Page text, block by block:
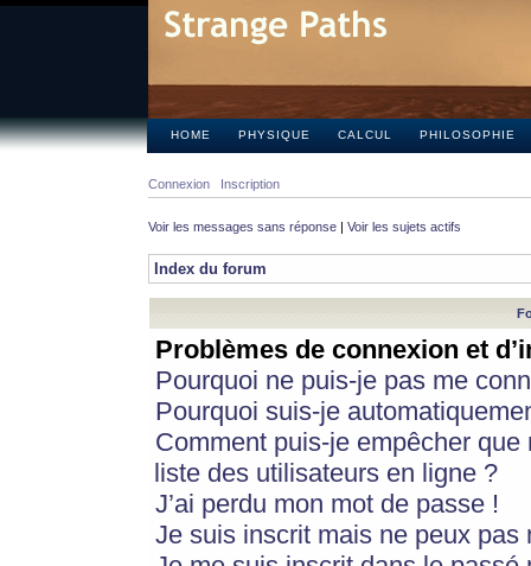
HOME PHYSIQUE CALCUL PHILOSOPHIE
Connexion Inscription
Voir les messages sans réponse | Voir les sujets actifs
Index du forum
Problèmes de connexion et
Pourquoi ne puis-je pas me
Pourquoi suis-je
Comment puis-je empêcher
liste des utilisateurs en ligne ?
J’ai perdu mon mot de passe !
Je suis inscrit mais ne peux pas